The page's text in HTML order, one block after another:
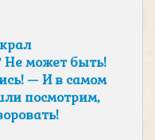
Не может быть!
— И в самом
посмотрим,